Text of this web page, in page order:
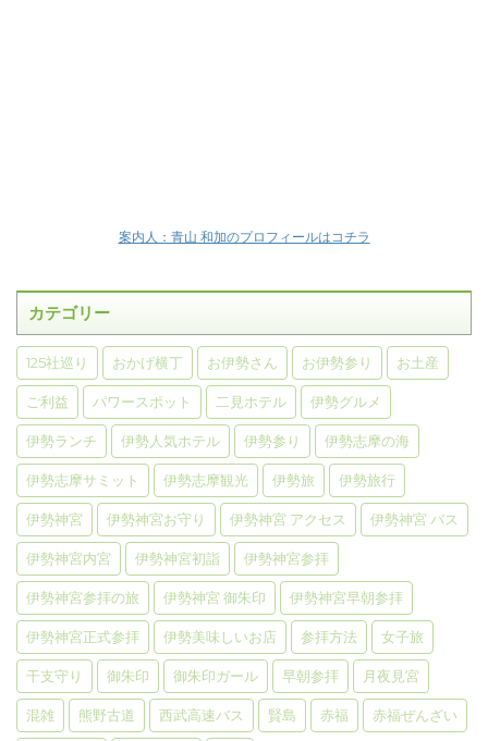
案内人：青山 和加のプロフィールはコチラ
カテゴリー
125社巡り おかげ横丁 お伊勢さん お伊勢参り お土産
ご利益 パワースポット 二見ホテル 伊勢グルメ
伊勢ランチ 伊勢人気ホテル 伊勢参り 伊勢志摩の海
伊勢志摩サミット 伊勢志摩観光 伊勢旅 伊勢旅行
伊勢神宮 伊勢神宮お守り 伊勢神宮 アクセス 伊勢神宮 バス
伊勢神宮内宮 伊勢神宮初詣 伊勢神宮参拝
伊勢神宮参拝の旅 伊勢神宮 御朱印 伊勢神宮早朝参拝
伊勢神宮正式参拝 伊勢美味しいお店 参拝方法 女子旅
干支守り 御朱印 御朱印ガール 早朝参拝 月夜見宮
混雑 熊野古道 西武高速バス 賢島 赤福 赤福ぜんざい